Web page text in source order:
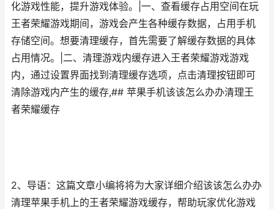
化游戏性能，提升游戏体验。|一、查看缓存占用空间在玩
王者荣耀游戏期间，游戏会产生各种缓存数据，占用手机
存储空间。想要清理缓存，首先需要了解缓存数据的具体
占用情况。|二、清理游戏内缓存进入王者荣耀游戏游戏
内，通过设置界面找到清理缓存选项，点击清理按钮即可
清除游戏内产生的缓存,## 苹果手机该该怎么办办清理王
者荣耀缓存
2、导语：这篇文章小编将将为大家详细介绍该该怎么办办
清理苹果手机上的王者荣耀游戏缓存，帮助玩家优化游戏